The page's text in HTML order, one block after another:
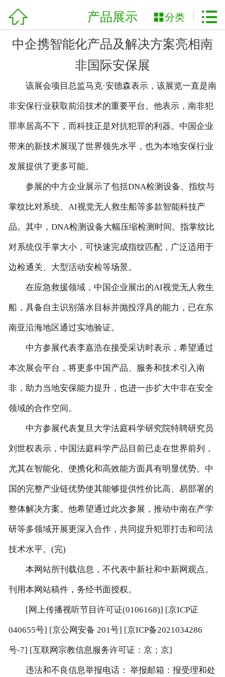
 网站首页
关于我们
新闻资讯
客户案例
农业技术
联系我们
 产品展示 分类 
中企携智能化产品及解决方案亮相南
非国际安保展
该展会项目总监马克·安德森表示，该展览一直是南
非安保行业获取前沿技术的重要平台。他表示，南非犯
罪率居高不下，而科技正是对抗犯罪的利器。中国企业
带来的新技术展现了世界领先水平，也为本地安保行业
发展提供了更多可能。
参展的中方企业展示了包括DNA检测设备、指纹与
掌纹比对系统、AI视觉无人救生船等多款智能科技产
品。其中，DNA检测设备大幅压缩检测时间。指掌纹比
对系统仅手掌大小，可快速完成指纹匹配，广泛适用于
边检通关、大型活动安检等场景。
在应急救援领域，中国企业展出的AI视觉无人救生
船，具备自主识别落水目标并抛投浮具的能力，已在东
南亚沿海地区通过实地验证。
中方参展代表李嘉浩在接受采访时表示，希望通过
本次展会平台，将更多中国产品、服务和技术引入南
非，助力当地安保能力提升，也进一步扩大中非在安全
领域的合作空间。
中方参展代表复旦大学法庭科学研究院特聘研究员
刘世权表示，中国法庭科学产品目前已走在世界前列，
尤其在智能化、便携化和高效能方面具有明显优势。中
国的完整产业链优势使其能够提供性价比高、易部署的
整体解决方案。他希望通过此次参展，推动中南在产学
研等多领域开展更深入合作，共同提升犯罪打击和司法
技术水平。(完)
本网站所刊载信息，不代表中新社和中新网观点。
刊用本网站稿件，务经书面授权。
[网上传播视听节目许可证(0106168)] [京ICP证
040655号] [京公网安备 201号] [京ICP备2021034286
号-7] [互联网宗教信息服务许可证：京；京]
违法和不良信息举报电话： 举报邮箱：报受理和处